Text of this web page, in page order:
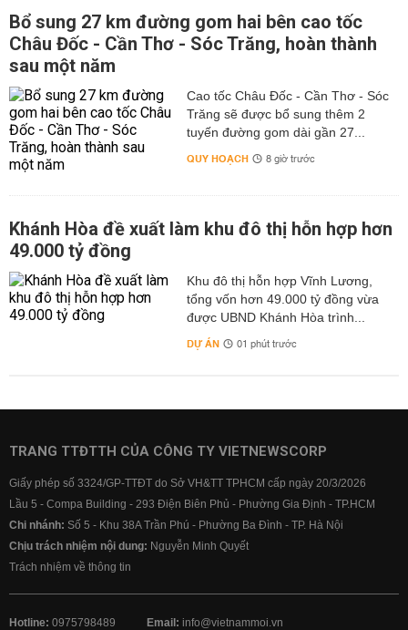
Bổ sung 27 km đường gom hai bên cao tốc
Châu Đốc - Cần Thơ - Sóc Trăng, hoàn thành
sau một năm
Cao tốc Châu Đốc - Cần Thơ - Sóc
Trăng sẽ được bổ sung thêm 2
tuyến đường gom dài gần 27...
QUY HOẠCH 8 giờ trước
Khánh Hòa đề xuất làm khu đô thị hỗn hợp hơn
49.000 tỷ đồng
Khu đô thị hỗn hợp Vĩnh Lương,
tổng vốn hơn 49.000 tỷ đồng vừa
được UBND Khánh Hòa trình...
DỰ ÁN 01 phút trước
TRANG TTĐTTH CỦA CÔNG TY VIETNEWSCORP
Giấy phép số 3324/GP-TTĐT do Sở VH&TT TPHCM cấp ngày 20/3/2026
Lầu 5 - Compa Building - 293 Điện Biên Phủ - Phường Gia Định - TP.HCM
Chi nhánh: Số 5 - Khu 38A Trần Phú - Phường Ba Đình - TP. Hà Nội
Chịu trách nhiệm nội dung: Nguyễn Minh Quyết
Trách nhiệm về thông tin
Hotline: 0975798489 Email: info@vietnammoi.vn